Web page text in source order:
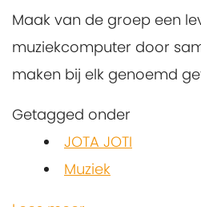
Maak van de groep een
muziekcomputer door
maken bij elk genoemd
Getagged onder
JOTA JOTI
Muziek